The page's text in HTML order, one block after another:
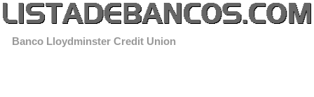
Banco Lloydminster Credit Union